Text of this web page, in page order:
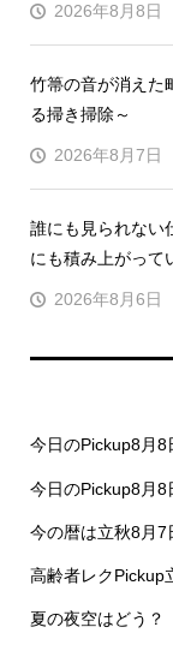
2026年8月8日
竹箒の音が消えた
る掃き掃除～
2026年8月7日
誰にも見られない
にも積み上がって
2026年8月6日
今日のPickup8月8
今日のPickup8月8
今の暦は立秋8月7
高齢者レクPickup
夏の夜空はどう？